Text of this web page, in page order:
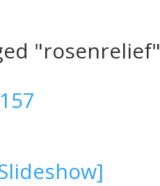
"rosenrelief"